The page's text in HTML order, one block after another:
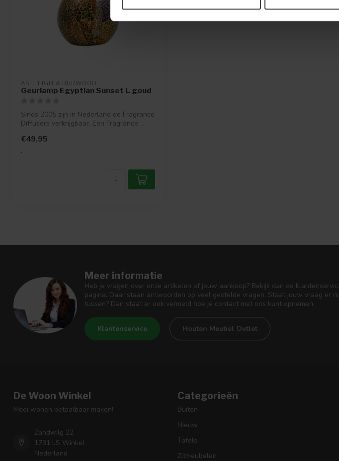
ASHLEIGH & BURWOOD
Geurlamp Egyptian Sunset L goud
Sinds 2005 zijn in Nederland de Fragrance
Diffusers verkrijgbaar. Een Fragrance ...
€49,95
.
.
Meer informatie
Heb je vragen over onze artikelen of jouw aankoop? Bekijk dan de
pagina. Daar staan antwoorden op veel gestelde vragen. Staat jouw vraag er
tussen? Dan staat er ook vermeld hoe je contact met ons kunt opnemen.
Klantenservice Houten Meubel Outlet
De Woon Winkel
Mooi wonen betaalbaar maken!
Zandwilg 22
1731 LS Winkel
Nederland
Categorieën
Buiten
Nieuw
Tafels
Zitmeubelen